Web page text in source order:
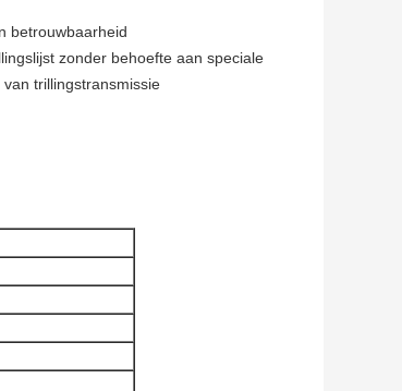
betrouwbaarheid
zonder behoefte aan speciale
trillingstransmissie